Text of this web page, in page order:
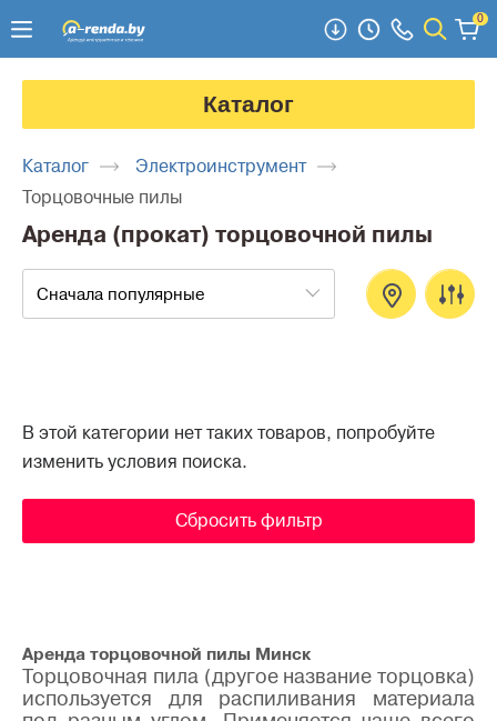
0
Каталог
Каталог
Электроинструмент
Торцовочные пилы
Аренда (прокат) торцовочной пилы
Сначала популярные
В этой категории нет таких товаров, попробуйте
изменить условия поиска.
Сбросить фильтр
Аренда торцовочной пилы Минск
Торцовочная пила (другое название торцовка)
используется для распиливания материала